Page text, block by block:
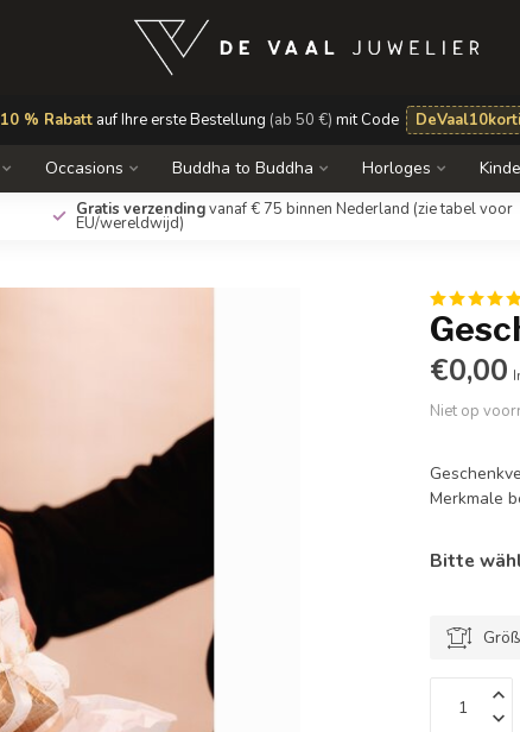
10 % Rabattauf Ihre erste Bestellung (ab 50 €) mit Code
Occasions Buddha to Buddha Horloges
Gratis verzendingvanaf € 75 binnen Nederland (zie tabel voor
EU/wereldwijd)
€0,00
Niet op
Merkmale
Bitte